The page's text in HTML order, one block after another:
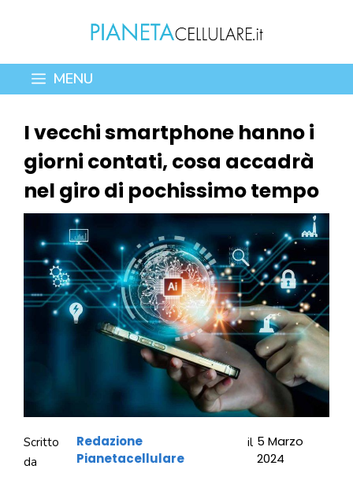
contenuto
MENU
I vecchi smartphone hanno i
giorni contati, cosa accadrà
nel giro di pochissimo tempo
Scritto
da
Redazione
Pianetacellulare
il 5 Marzo
2024